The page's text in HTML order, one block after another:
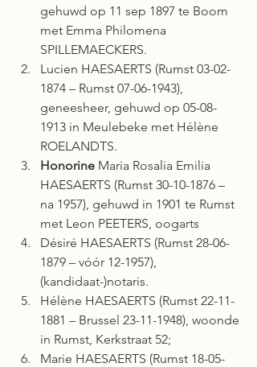
gehuwd op 11 sep 1897 te Boom
met Emma Philomena
SPILLEMAECKERS.
Lucien HAESAERTS (Rumst 03-02-
1874 – Rumst 07-06-1943),
geneesheer, gehuwd op 05-08-
1913 in Meulebeke met Hélène
ROELANDTS.
Honorine Maria Rosalia Emilia
HAESAERTS (Rumst 30-10-1876 –
na 1957), gehuwd in 1901 te Rumst
met Leon PEETERS, oogarts
Désiré HAESAERTS (Rumst 28-06-
1879 – vóór 12-1957),
(kandidaat-)notaris.
Hélène HAESAERTS (Rumst 22-11-
1881 – Brussel 23-11-1948), woonde
in Rumst, Kerkstraat 52;
Marie HAESAERTS (Rumst 18-05-